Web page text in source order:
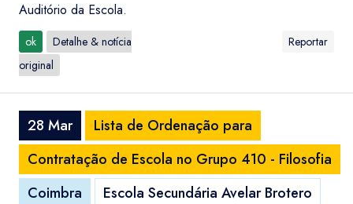
Auditório da Escola.
ok
Detalhe & notícia
original
Reportar
28 Mar
Lista de Ordenação para
Contratação de Escola no Grupo 410 - Filosofia
Coimbra
Escola Secundária Avelar Brotero